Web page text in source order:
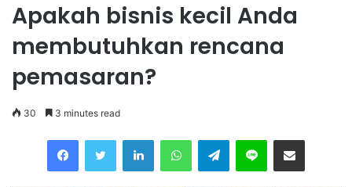
Apakah bisnis kecil Anda
membutuhkan rencana
pemasaran?
30 3 minutes read
Telegram